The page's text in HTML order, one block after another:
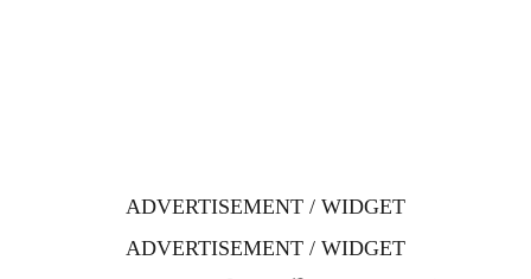
ADVERTISEMENT / WIDGET
ADVERTISEMENT / WIDGET